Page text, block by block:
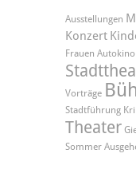
Ausstellungen
Konzert
Frauen Autokino
Vorträge
Stadtführung
Theater
Sommer